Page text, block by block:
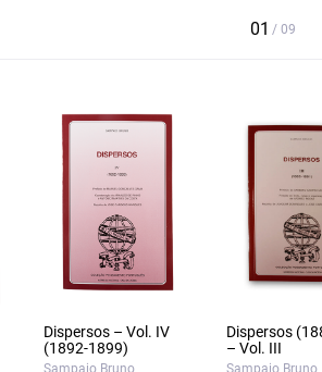
Dispersos – Vol. IV
(1892-1899)
Dispersos
– Vol. III